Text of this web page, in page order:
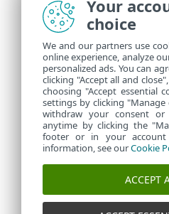
Your
choice
We and our partners use
online experience, analyze
personalized ads. You can
clicking "Accept all and
choosing "Accept essential
settings by clicking
withdraw your consent or
anytime by clicking the
footer or in your account
information, see ourCookie
ACCEPT